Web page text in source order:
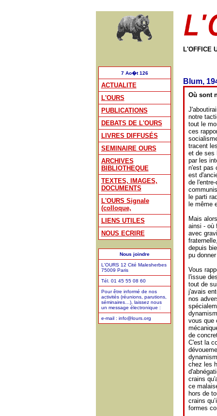
7 Ao�t 126
ACTUALITE
L'OURS
PUBLICATIONS
DEBATS DE L'OURS
LIVRES DIFFUSÉS
SEMINAIRE OURS
ARCHIVES
BIBLIOTHEQUE
TEXTES, IMAGES,
DOCUMENTS
L'OURS Signale
(colloque,
LIENS UTILES
NOUS ECRIRE
Nous joindre
L'OURS 12 Cité Malesherbes
75009 Paris
Tél. 01 45 55 08 60
Pour être informé de nos
activités (réunions, parutions,
séminaires…), laissez nous
un message électronique :
e-mail : info@lours.org
L'OFFICE
Blum,
Où sont
notre
tout le
ces
tracent
et de ses
par les
n'est pas
est
de
le parti
le même
Mais
ainsi - où
avec
depuis
pu
Vous
l'issue
tout de
j'avais
nos
vous que
de
C'est la
chez les
crains
ce
hors de
crains
formes